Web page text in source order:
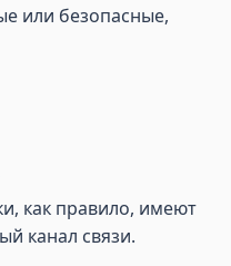
или безопасные,
как правило, имеют
канал связи.